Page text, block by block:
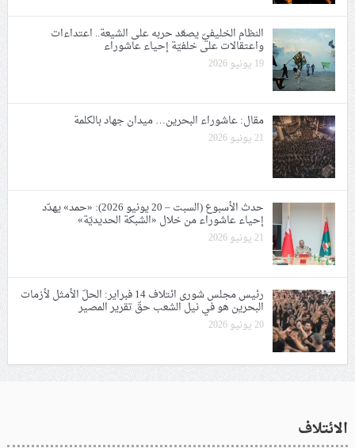
النظام الخليفيّ يصعّد حربه على الشيعة.. اعتداءات
واعتقالات على خلفيّة إحياء عاشوراء
19 يونيو 2026
مقال: عاشوراء البحرين… ميدان جهاد بالكلمة
21 يونيو 2026
حدث الأسبوع (السبت – 20 يونيو 2026): «حمد» يهدّد
إحياء عاشوراء من خلال «الشبكة الحديديّة»
21 يونيو 2026
رئيس مجلس شورى ائتلاف 14 فبراير: الحلّ الأمثل لأزمات
البحرين هو في نيل الشعب حقّ تقرير المصير
20 يونيو 2026
الائتلاف